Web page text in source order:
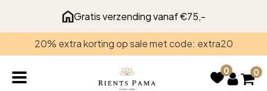
Gratis verzending vanaf €75,-
20% extra korting op sale met code: extra20
0 0